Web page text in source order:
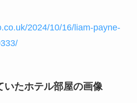
2024/10/16/liam-payne-
いたホテル部屋の画像